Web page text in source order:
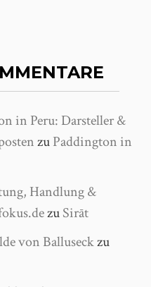
in Peru: Darsteller &
zuPaddington in
Handlung &
zuSirāt
von Balluseckzu